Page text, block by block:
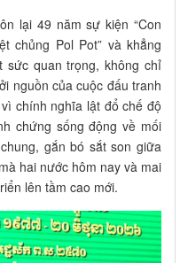
lại 49 năm sự kiện “Con
chủng Pol Pot” và khẳng
quan trọng, không chỉ
nguồn của cuộc đấu tranh
chính nghĩa lật đổ chế độ
chứng sống động về mối
gắn bó sắt son giữa
hai nước hôm nay và mai
lên tầm cao mới.